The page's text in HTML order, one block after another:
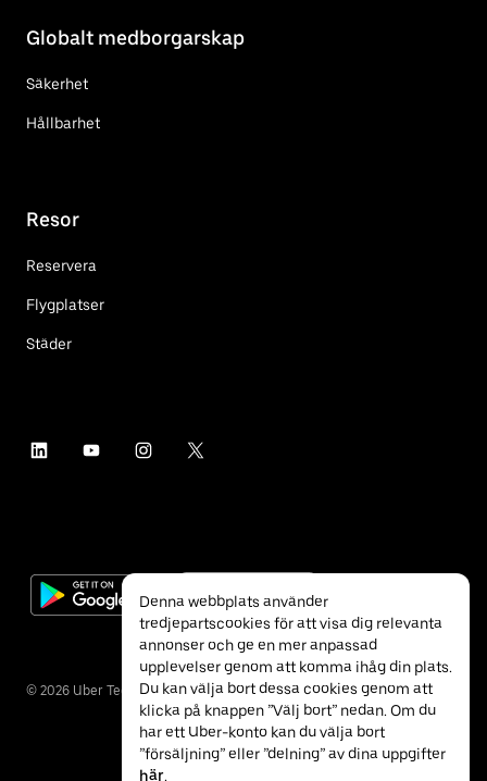
Globalt medborgarskap
Säkerhet
Hållbarhet
Resor
Reservera
Flygplatser
Städer
© 2026 Uber Technologies Inc.
Denna webbplats använder
tredjepartscookies för att visa dig relevanta
annonser och ge en mer anpassad
upplevelser genom att komma ihåg din plats.
Du kan välja bort dessa cookies genom att
klicka på knappen ”Välj bort” nedan. Om du
har ett Uber-konto kan du välja bort
”försäljning” eller ”delning” av dina uppgifter
här.